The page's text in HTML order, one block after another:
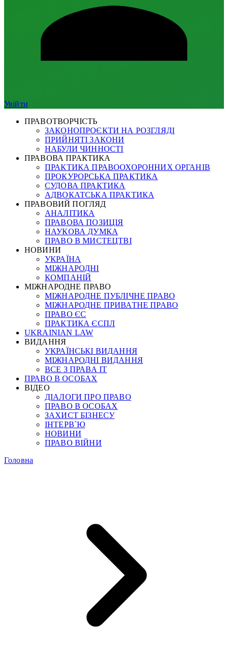
Увійти
ПРАВОТВОРЧІСТЬ
ЗАКОНОПРОЄКТИ НА РОЗГЛЯДІ
ПРИЙНЯТІ ЗАКОНИ
НАБУЛИ ЧИННОСТІ
ПРАВОВА ПРАКТИКА
ПРАКТИКА ПРАВООХОРОННИХ ОРГАНІВ
ПРОКУРОРСЬКА ПРАКТИКА
СУДОВА ПРАКТИКА
АДВОКАТСЬКА ПРАКТИКА
ПРАВОВИЙ ПОГЛЯД
АНАЛІТИКА
ПРАВОВА ПОЗИЦІЯ
НАУКОВА ДУМКА
ПРАВО В МИСТЕЦТВІ
НОВИНИ
УКРАЇНА
МІЖНАРОДНІ
КОМПАНІЙ
МІЖНАРОДНЕ ПРАВО
МІЖНАРОДНЕ ПУБЛІЧНЕ ПРАВО
МІЖНАРОДНЕ ПРИВАТНЕ ПРАВО
ПРАВО ЄС
ПРАКТИКА ЄСПЛ
UKRAINIAN LAW
ВИДАННЯ
УКРАЇНСЬКІ ВИДАННЯ
МІЖНАРОДНІ ВИДАННЯ
ВСЕ З ПРАВА ІТ
ПРАВО В ОСОБАХ
ВІДЕО
ДІАЛОГИ ПРО ПРАВО
ПРАВО В ОСОБАХ
ЗАХИСТ БІЗНЕСУ
ІНТЕРВ`Ю
НОВИНИ
ПРАВО ВІЙНИ
Головна